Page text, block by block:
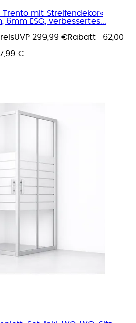
Trento mit Streifendekor«
6mm ESG, verbessertes...
UVP 299,99 €Rabatt- 62,00
€